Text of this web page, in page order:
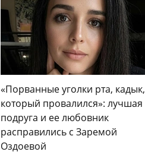
«Порванные уголки рта, кадык,
который провалился»: лучшая
подруга и ее любовник
расправились с Заремой
Оздоевой